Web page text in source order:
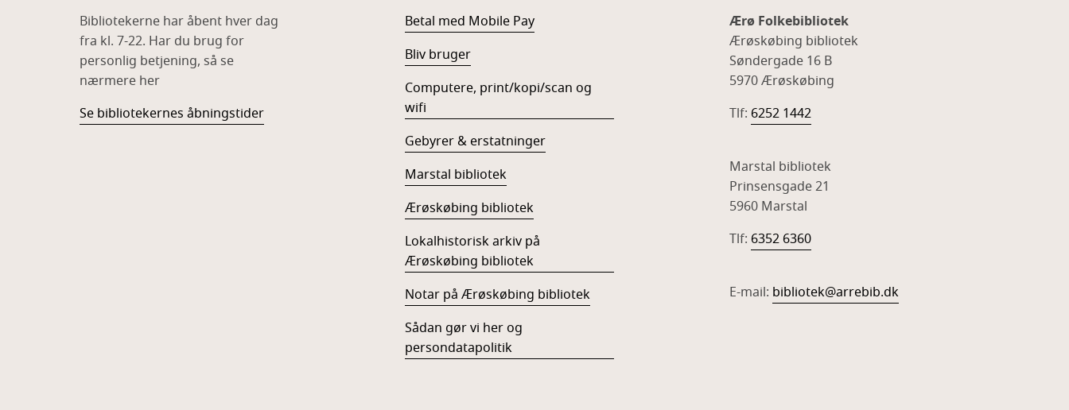
Bibliotekerne har åbent hver dag
fra kl. 7-22. Har du brug for
personlig betjening, så se
nærmere her
Se bibliotekernes åbningstider
Betal med Mobile Pay
Bliv bruger
Computere, print/kopi/scan og
wifi
Gebyrer & erstatninger
Marstal bibliotek
Ærøskøbing bibliotek
Lokalhistorisk arkiv på
Ærøskøbing bibliotek
Notar på Ærøskøbing bibliotek
Sådan gør vi her og
persondatapolitik
Ærø Folkebibliotek
Ærøskøbing bibliotek
Søndergade 16 B
5970 Ærøskøbing
Tlf: 6252 1442
Marstal bibliotek
Prinsensgade 21
5960 Marstal
Tlf: 6352 6360
E-mail: bibliotek@arrebib.dk